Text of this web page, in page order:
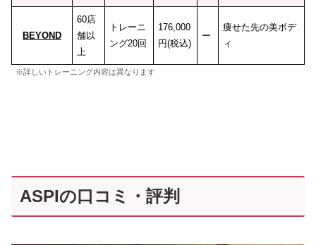
BEYOND
60店
舗以
上
トレーニ
ング20回
176,000
円(税込)
ー
痩せた先の美ボデ
ィ
※詳しいトレーニング内容は異なります
ASPIの口コミ・評判